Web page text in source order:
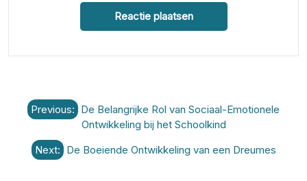
Berichtnavigatie
Previous: De Belangrijke Rol van Sociaal-Emotionele
Ontwikkeling bij het Schoolkind
Next: De Boeiende Ontwikkeling van een Dreumes